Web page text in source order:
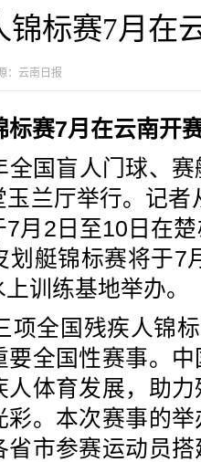
锦标赛7月在
云南日报
标赛7月在云南开
全国盲人门球、
兰厅举行。记
月2日至10日在
划艇锦标赛将于7
训练基地举办。
项全国残疾人锦
要全国性赛事。
人体育发展，助
彩。本次赛事的
省市参赛运动员